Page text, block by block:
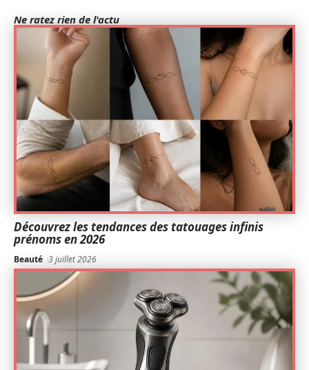
Ne ratez rien de l'actu
Découvrez les tendances des tatouages infinis
prénoms en 2026
Beauté 3 juillet 2026